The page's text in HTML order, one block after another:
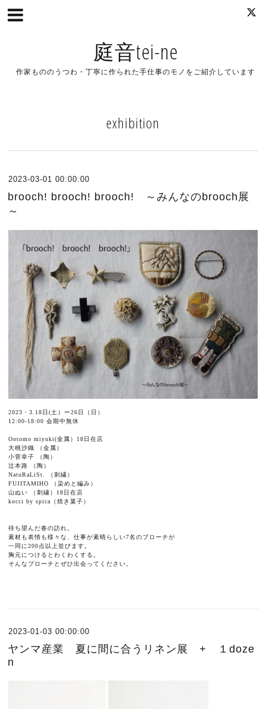
庭音tei-ne
作家もののうつわ・丁寧に作られた手仕事のモノをご紹介しています
exhibition
2023-03-01 00:00:00
brooch! brooch! brooch! ～みんなのbrooch展
～
2023・3.18日(土）ー26日（日）
12:00-18:00 会期中無休
Ootomo miyuki(金属）18日在店
大桃沙織 （金属）
小菅幸子 （陶）
辻本路 （陶）
NatuRaLiSt. （刺繍）
FUJITAMIHO （染めと編み）
山ぬい （刺繍）18日在店
kocci by spica（焼き菓子）
待ち望んだ春の訪れ。
素材も表情も様々な、仕事が素晴らしい7名のブローチが
一同に200点以上並びます。
胸元につけるとわくわくする。
そんなブローチとぜひ出会ってください。
2023-01-03 00:00:00
ヤンマ産業 夏に間に合うリネン展 + １doze
n